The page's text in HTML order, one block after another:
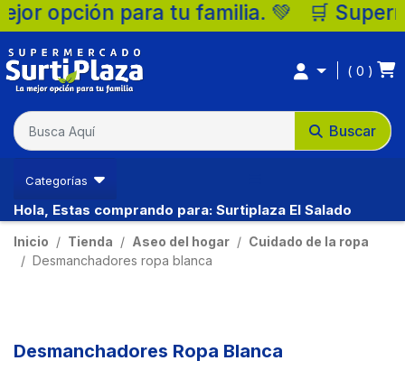
para tu familia. 💚 🛒
Buscar
0
Categorías
Hola, Estas comprando para: Surtiplaza El Salado
Inicio Tienda Aseo del hogar
Cuidado de la ropa
Desmanchadores ropa blanca
Desmanchadores Ropa Blanca